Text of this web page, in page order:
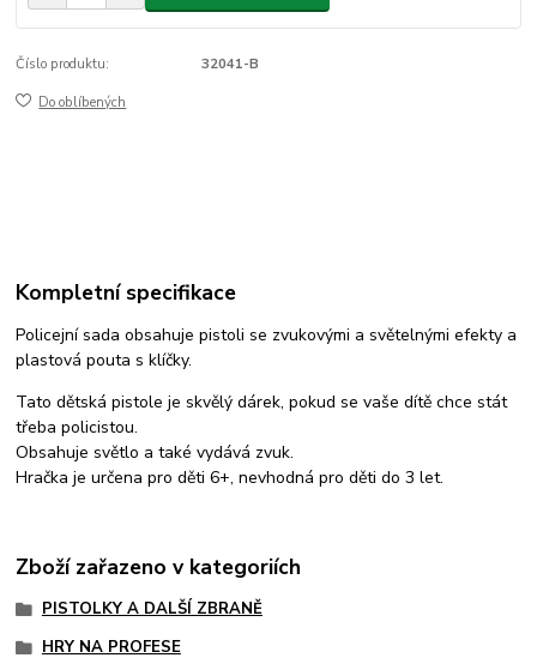
Číslo produktu: 32041-B
Do oblíbených
Kompletní specifikace
Policejní sada obsahuje pistoli se zvukovými a světelnými efekty a
plastová pouta s klíčky.
Tato dětská pistole je skvělý dárek, pokud se vaše dítě chce stát
třeba policistou.
Obsahuje světlo a také vydává zvuk.
Hračka je určena pro děti 6+, nevhodná pro děti do 3 let.
Zboží zařazeno v kategoriích
PISTOLKY A DALŠÍ ZBRANĚ
HRY NA PROFESE